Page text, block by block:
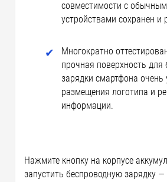
совместимости с
устройствами сохранен и
Многократно
прочная поверхность для
зарядки смартфона очень
размещения логотипа и
информации.
Нажмите кнопку на корпусе
запустить беспроводную зарядку